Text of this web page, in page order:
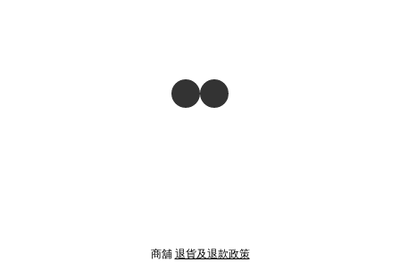
商舖 退貨及退款政策